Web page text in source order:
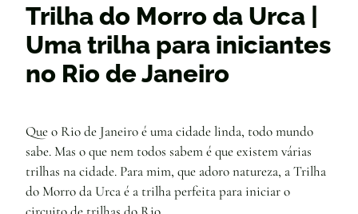
Trilha do Morro da Urca |
Uma trilha para iniciantes
no Rio de Janeiro
Que o Rio de Janeiro é uma cidade linda, todo mundo
sabe. Mas o que nem todos sabem é que existem várias
trilhas na cidade. Para mim, que adoro natureza, a Trilha
do Morro da Urca é a trilha perfeita para iniciar o